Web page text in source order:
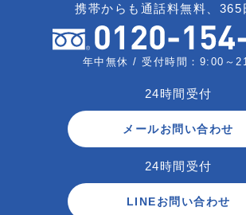
携帯からも通話料無料、365
年中無休 / 受付時間：9:00～
24時間受付
メールお問い合わせ
24時間受付
LINEお問い合わせ